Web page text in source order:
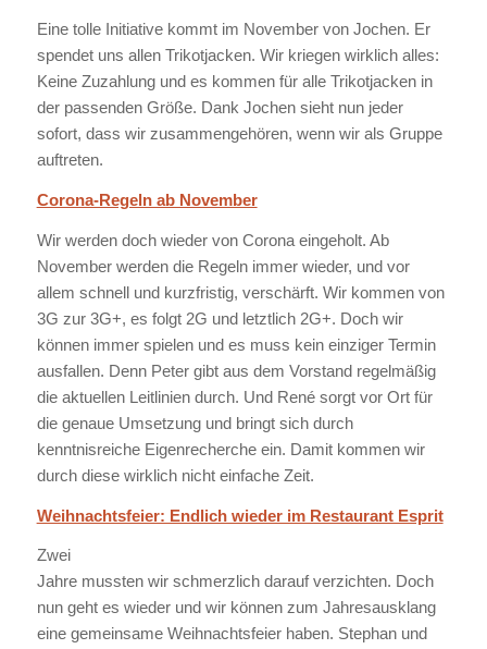
Eine tolle Initiative kommt im November von Jochen. Er
spendet uns allen Trikotjacken. Wir kriegen wirklich alles:
Keine Zuzahlung und es kommen für alle Trikotjacken in
der passenden Größe. Dank Jochen sieht nun jeder
sofort, dass wir zusammengehören, wenn wir als Gruppe
auftreten.
Corona-Regeln ab November
Wir werden doch wieder von Corona eingeholt. Ab
November werden die Regeln immer wieder, und vor
allem schnell und kurzfristig, verschärft. Wir kommen von
3G zur 3G+, es folgt 2G und letztlich 2G+. Doch wir
können immer spielen und es muss kein einziger Termin
ausfallen. Denn Peter gibt aus dem Vorstand regelmäßig
die aktuellen Leitlinien durch. Und René sorgt vor Ort für
die genaue Umsetzung und bringt sich durch
kenntnisreiche Eigenrecherche ein. Damit kommen wir
durch diese wirklich nicht einfache Zeit.
Weihnachtsfeier: Endlich wieder im Restaurant Esprit
Zwei
Jahre mussten wir schmerzlich darauf verzichten. Doch
nun geht es wieder und wir können zum Jahresausklang
eine gemeinsame Weihnachtsfeier haben. Stephan und